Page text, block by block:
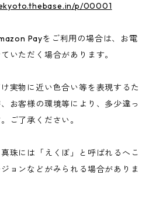
p/00001
Payをご利用の場合は、お電
いただく場合があります。
実物に近い色合い等を表現するた
お客様の環境等により、多少違っ
ご了承ください。
珠には「えくぼ」と呼ばれるへこ
ョンなどがみられる場合がありま